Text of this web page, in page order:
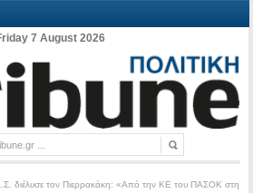
7 August 2026
διέλυσε τον Πιερρακάκη: «Από την ΚΕ του ΠΑΣΟΚ στη